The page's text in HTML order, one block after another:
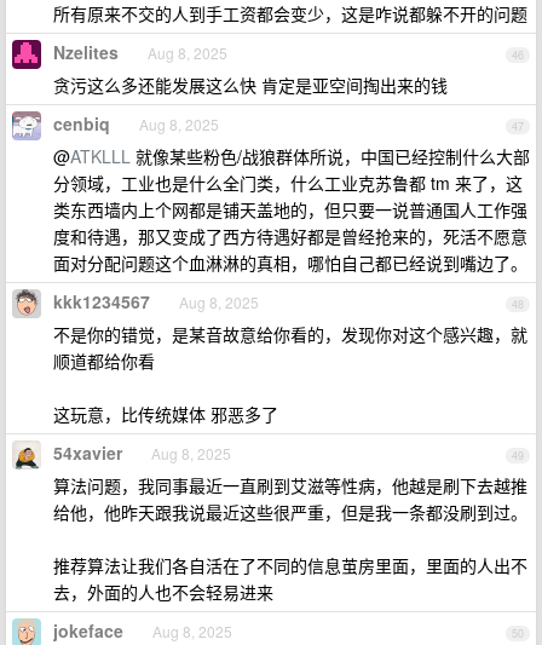
所有原来不交的人到手工资都会变少，这是咋说都躲不开的问题
46
Nzelites Aug 8, 2025
贪污这么多还能发展这么快 肯定是亚空间掏出来的钱
47
cenbiq Aug 8, 2025
@ATKLLL 就像某些粉色/战狼群体所说，中国已经控制什么大部
分领域，工业也是什么全门类，什么工业克苏鲁都 tm 来了，这
类东西墙内上个网都是铺天盖地的，但只要一说普通国人工作强
度和待遇，那又变成了西方待遇好都是曾经抢来的，死活不愿意
面对分配问题这个血淋淋的真相，哪怕自己都已经说到嘴边了。
48
kkk1234567 Aug 8, 2025
不是你的错觉，是某音故意给你看的，发现你对这个感兴趣，就
顺道都给你看
这玩意，比传统媒体 邪恶多了
49
54xavier Aug 8, 2025
算法问题，我同事最近一直刷到艾滋等性病，他越是刷下去越推
给他，他昨天跟我说最近这些很严重，但是我一条都没刷到过。
推荐算法让我们各自活在了不同的信息茧房里面，里面的人出不
去，外面的人也不会轻易进来
50
jokeface Aug 8, 2025